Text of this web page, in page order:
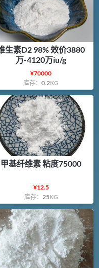
生素D2 98% 效价3880
万-4120万iu/g
¥70000
库存：0.2KG
甲基纤维素 粘度75000
¥12.5
库存： 25KG